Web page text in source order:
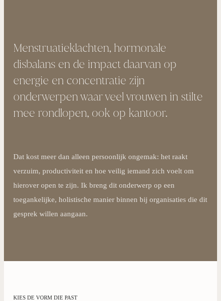
Menstruatieklachten, hormonale
disbalans en de impact daarvan op
energie en concentratie zijn
onderwerpen waar veel vrouwen in stilte
mee rondlopen, ook op kantoor.
Dat kost meer dan alleen persoonlijk ongemak: het raakt
verzuim, productiviteit en hoe veilig iemand zich voelt om
hierover open te zijn. Ik breng dit onderwerp op een
toegankelijke, holistische manier binnen bij organisaties die dit
gesprek willen aangaan.
KIES DE VORM DIE PAST